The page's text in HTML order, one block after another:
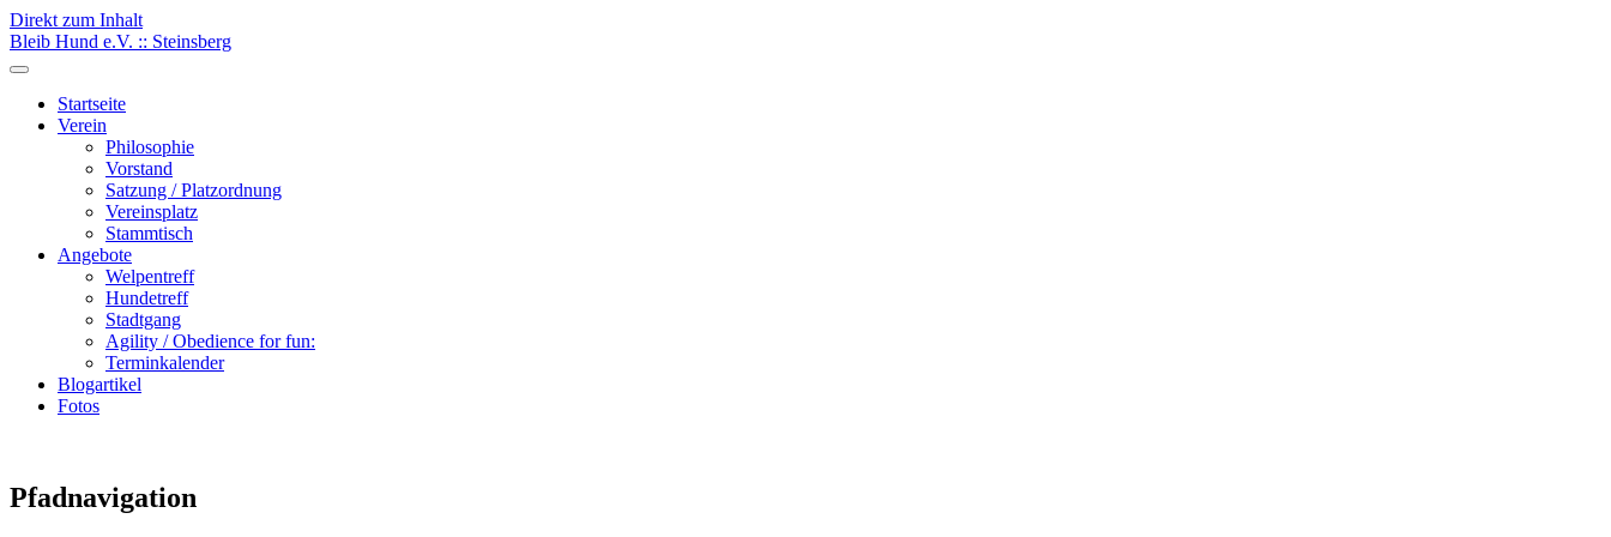
Direkt zum Inhalt
Bleib Hund e.V. :: Steinsberg
Startseite
Verein
Philosophie
Vorstand
Satzung / Platzordnung
Vereinsplatz
Stammtisch
Angebote
Welpentreff
Hundetreff
Stadtgang
Agility / Obedience for fun:
Terminkalender
Blogartikel
Fotos
Pfadnavigation